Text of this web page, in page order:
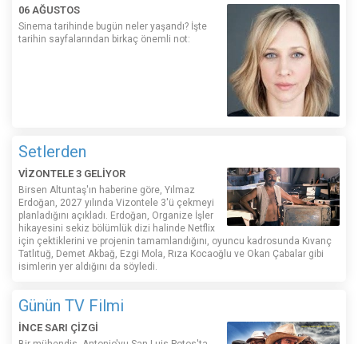
06 AĞUSTOS
Sinema tarihinde bugün neler yaşandı? İşte
tarihin sayfalarından birkaç önemli not:
Setlerden
VİZONTELE 3 GELİYOR
Birsen Altuntaş'ın haberine göre, Yılmaz
Erdoğan, 2027 yılında Vizontele 3'ü çekmeyi
planladığını açıkladı. Erdoğan, Organize İşler
hikayesini sekiz bölümlük dizi halinde Netflix
için çektiklerini ve projenin tamamlandığını, oyuncu kadrosunda Kıvanç
Tatlıtuğ, Demet Akbağ, Ezgi Mola, Rıza Kocaoğlu ve Okan Çabalar gibi
isimlerin yer aldığını da söyledi.
Günün TV Filmi
İNCE SARI ÇİZGİ